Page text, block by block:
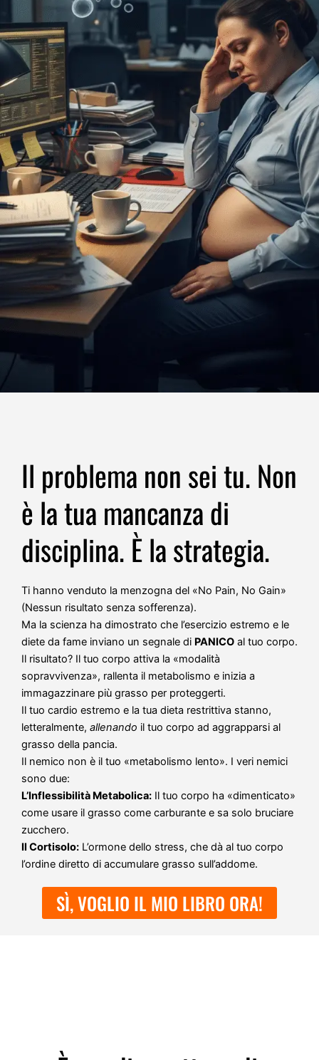
Il problema non sei tu. Non
è la tua mancanza di
disciplina. È la strategia.
Ti hanno venduto la menzogna del «No Pain, No Gain»
(Nessun risultato senza sofferenza).
Ma la scienza ha dimostrato che l’esercizio estremo e le
diete da fame inviano un segnale di PANICO al tuo corpo.
Il risultato? Il tuo corpo attiva la «modalità
sopravvivenza», rallenta il metabolismo e inizia a
immagazzinare più grasso per proteggerti.
Il tuo cardio estremo e la tua dieta restrittiva stanno,
letteralmente, allenando il tuo corpo ad aggrapparsi al
grasso della pancia.
Il nemico non è il tuo «metabolismo lento». I veri nemici
sono due:
L’Inflessibilità Metabolica: Il tuo corpo ha «dimenticato»
come usare il grasso come carburante e sa solo bruciare
zucchero.
Il Cortisolo: L’ormone dello stress, che dà al tuo corpo
l’ordine diretto di accumulare grasso sull’addome.
SÌ, VOGLIO IL MIO LIBRO ORA!